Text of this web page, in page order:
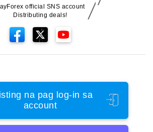
official SNS account
Distributing deals!
na pag log-in sa
account